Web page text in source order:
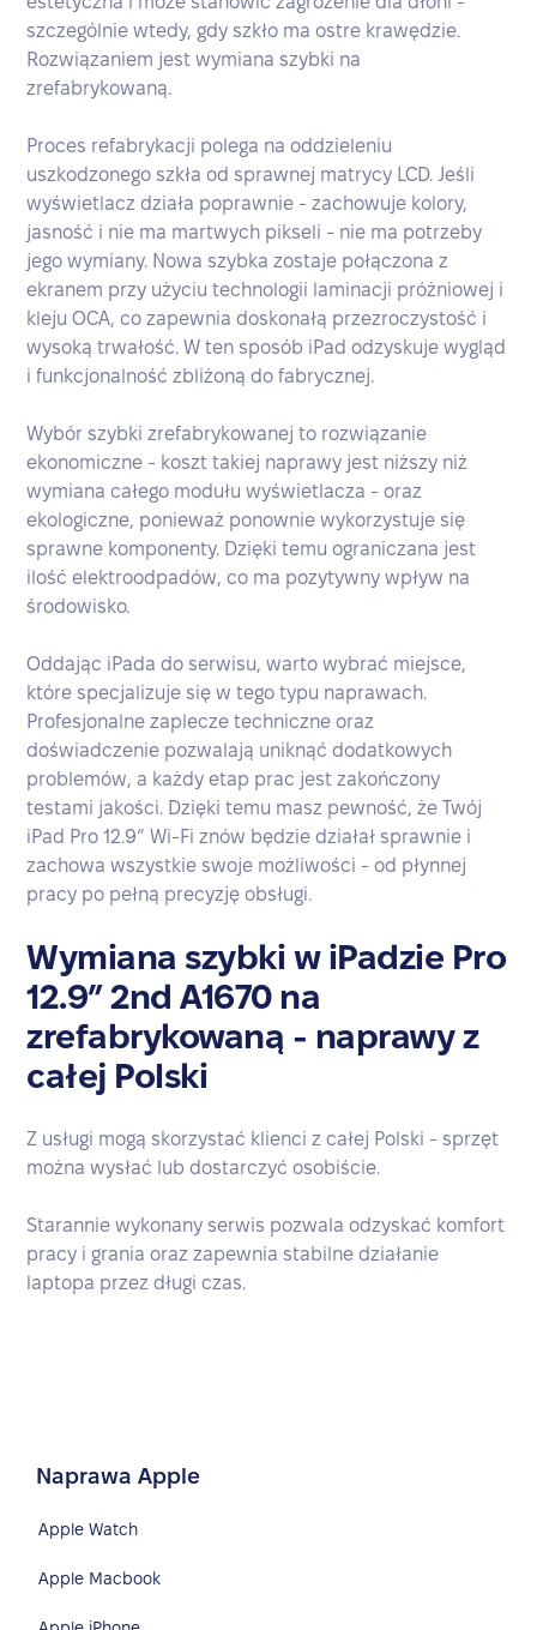
szczególnie wtedy, gdy szkło ma ostre krawędzie.
Rozwiązaniem jest wymiana szybki na
zrefabrykowaną.
Proces refabrykacji polega na oddzieleniu
uszkodzonego szkła od sprawnej matrycy LCD. Jeśli
wyświetlacz działa poprawnie - zachowuje kolory,
jasność i nie ma martwych pikseli - nie ma potrzeby
jego wymiany. Nowa szybka zostaje połączona z
ekranem przy użyciu technologii laminacji próżniowej i
kleju OCA, co zapewnia doskonałą przezroczystość i
wysoką trwałość. W ten sposób iPad odzyskuje wygląd
i funkcjonalność zbliżoną do fabrycznej.
Wybór szybki zrefabrykowanej to rozwiązanie
ekonomiczne - koszt takiej naprawy jest niższy niż
wymiana całego modułu wyświetlacza - oraz
ekologiczne, ponieważ ponownie wykorzystuje się
sprawne komponenty. Dzięki temu ograniczana jest
ilość elektroodpadów, co ma pozytywny wpływ na
środowisko.
Oddając iPada do serwisu, warto wybrać miejsce,
które specjalizuje się w tego typu naprawach.
Profesjonalne zaplecze techniczne oraz
doświadczenie pozwalają uniknąć dodatkowych
problemów, a każdy etap prac jest zakończony
testami jakości. Dzięki temu masz pewność, że Twój
iPad Pro 12.9” Wi-Fi znów będzie działał sprawnie i
zachowa wszystkie swoje możliwości - od płynnej
pracy po pełną precyzję obsługi.
Wymiana szybki w iPadzie Pro
12.9” 2nd A1670 na
zrefabrykowaną - naprawy z
całej Polski
Z usługi mogą skorzystać klienci z całej Polski - sprzęt
można wysłać lub dostarczyć osobiście.
Starannie wykonany serwis pozwala odzyskać komfort
pracy i grania oraz zapewnia stabilne działanie
laptopa przez długi czas.
Naprawa Apple
Apple Watch
Apple Macbook